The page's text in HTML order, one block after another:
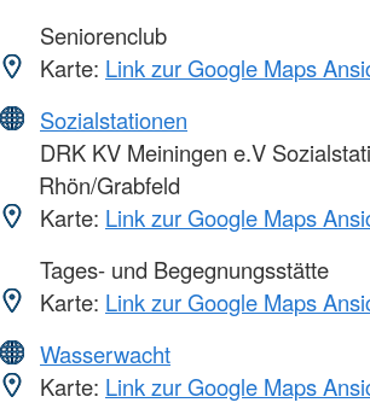
Seniorenclub
Karte: Link zur Google Maps
Sozialstationen
DRK KV Meiningen e.V
Rhön/Grabfeld
Karte: Link zur Google Maps
Tages- und Begegnungsstätte
Karte: Link zur Google Maps
Wasserwacht
Karte: Link zur Google Maps